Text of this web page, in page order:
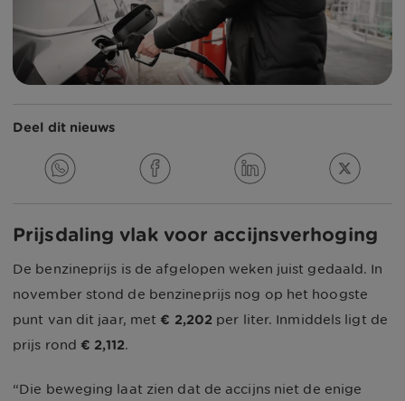
Deel dit nieuws
Prijsdaling vlak voor accijnsverhoging
De benzineprijs is de afgelopen weken juist gedaald. In
november stond de benzineprijs nog op het hoogste
punt van dit jaar, met € 2,202 per liter. Inmiddels ligt de
prijs rond € 2,112.
“Die beweging laat zien dat de accijns niet de enige